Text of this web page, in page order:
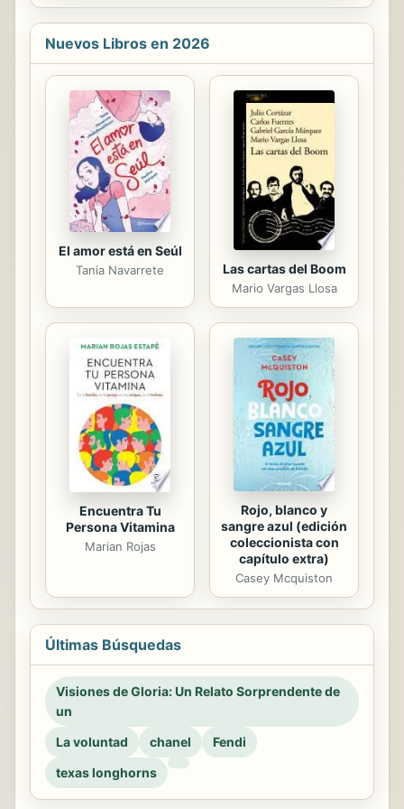
Quintana), colocándose al final -es
la...
Nuevos Libros en 2026
El amor está en Seúl
Tania Navarrete Las cartas del Boom
Mario Vargas Llosa
Encuentra Tu
Persona Vitamina
Marian Rojas
Rojo, blanco y
sangre azul (edición
coleccionista con
capítulo extra)
Casey Mcquiston
Últimas Búsquedas
Visiones de Gloria: Un Relato Sorprendente de
un
La voluntad
chanel
Fendi
texas longhorns